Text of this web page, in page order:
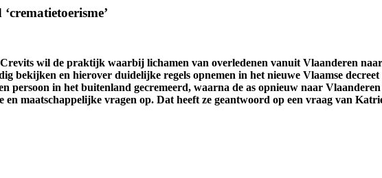
wil de praktijk waarbij lichamen van overledenen vanuit Vlaanderen
bekijken en hierover duidelijke regels opnemen in het nieuwe Vlaamse
persoon in het buitenland gecremeerd, waarna de as opnieuw naar
maatschappelijke vragen op. Dat heeft ze geantwoord op een vraag van